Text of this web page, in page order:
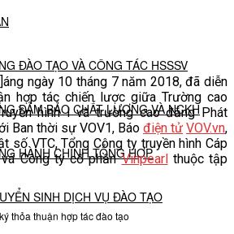
ĐÀO TẠO VÀ CÔNG TÁC HSSSV
ĐẢM BẢO CHẤT LƯỢNG VÀ NCKH
HÀNH CHÍNH TỔNG HỢP
SINH DỊCH VỤ ĐÀO TẠO
ngày 10 tháng 7 năm 2018, đã diễn
hợp tác chiến lược giữa Trường cao
hình I và trường cao đẳng Phát
Ban thời sự VOV1, Báo điện tử VOV.vn,
số VTC, Tổng Công ty truyền hình Cáp
Công ty cổ phầnVinpearlthuộc tập
thỏa thuận hợp tác đào tạo